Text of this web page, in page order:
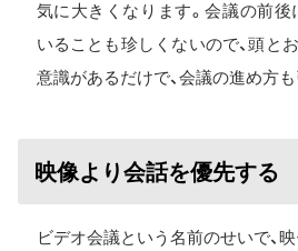
気に大きくなります。会議の前
いることも珍しくないので、頭と
意識があるだけで、会議の進め方も
映像より会話を優先する
ビデオ会議という名前のせいで、